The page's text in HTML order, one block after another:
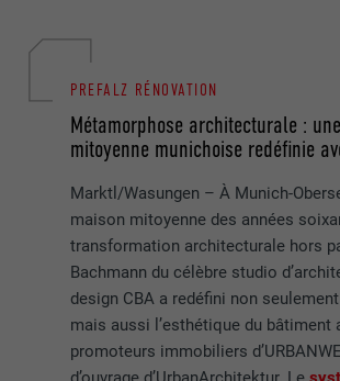
Métamorphose architecturale :
mitoyenne munichoise redéfinie
PREFALZ RÉNOVATION
Marktl/Wasungen – À Munich-
maison mitoyenne des années
transformation architecturale hors
Bachmann du célèbre studio
design CBA a redéfini non
mais aussi l’esthétique du bâtiment
promoteurs immobiliers